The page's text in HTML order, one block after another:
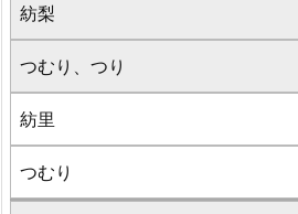
紡梨
つむり、つり
紡里
つむり